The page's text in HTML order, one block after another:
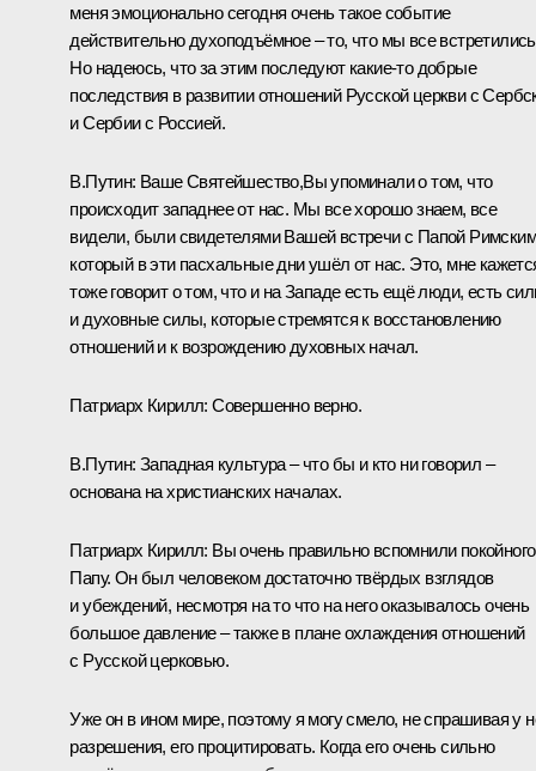
меня эмоционально сегодня очень такое событие
действительно духоподъёмное – то, что мы все
Но надеюсь, что за этим последуют какие-то добрые
последствия в развитии отношений Русской церкви с
и Сербии с Россией.
В.Путин: Ваше Святейшество,Вы упоминали о том, что
происходит западнее от нас. Мы все хорошо знаем, все
видели, были свидетелями Вашей встречи с Папой
который в эти пасхальные дни ушёл от нас. Это, мне
тоже говорит о том, что и на Западе есть ещё люди, есть
и духовные силы, которые стремятся к восстановлению
отношений и к возрождению духовных начал.
Патриарх Кирилл: Совершенно верно.
В.Путин: Западная культура – что бы и кто ни говорил –
основана на христианских началах.
Патриарх Кирилл: Вы очень правильно вспомнили покойного
Папу. Он был человеком достаточно твёрдых взглядов
и убеждений, несмотря на то что на него оказывалось очень
большое давление – также в плане охлаждения отношений
с Русской церковью.
Уже он в ином мире, поэтому я могу смело, не спрашивая у
разрешения, его процитировать. Когда его очень сильно